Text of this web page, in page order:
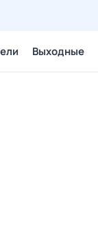
Выходные